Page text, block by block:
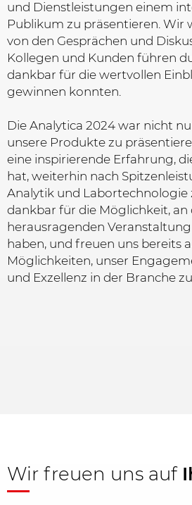
und Dienstleistungen einem
Publikum zu präsentieren. Wir
von den Gesprächen und
Kollegen und Kunden führen
dankbar für die wertvollen
gewinnen konnten.
Die Analytica 2024 war nicht
unsere Produkte zu
eine inspirierende Erfahrung,
hat, weiterhin nach
Analytik und Labortechnologie
dankbar für die Möglichkeit, an
herausragenden
haben, und freuen uns bereits
Möglichkeiten, unser
und Exzellenz in der Branche
Wir freuen uns auf